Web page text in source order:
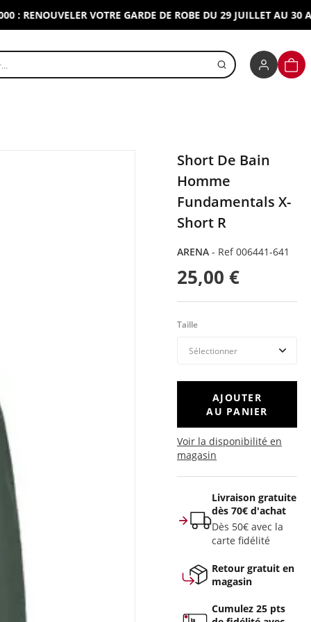
RENOUVELER VOTRE GARDE DE ROBE DU 29 JUILLET AU 30
un produit
Short De Bain
Homme
Fundamentals X-
Short R
ARENA - Ref 006441-641
25,00 €
Taille
AJOUTER
AU PANIER
Voir la disponibilité en
magasin
Livraison gratuite
dès 70€ d'achat
Dès 50€ avec la
carte fidélité
Retour gratuit en
magasin
Cumulez 25 pts